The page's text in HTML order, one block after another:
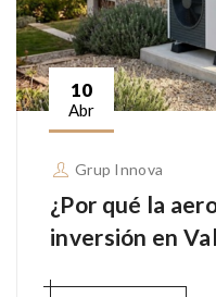
10
Abr
Grup Innova
¿Por qué la
inversión en